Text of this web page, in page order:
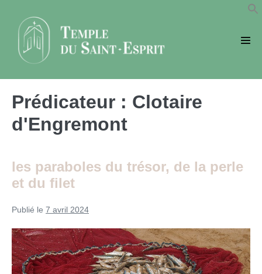
contenu
Prédicateur : Clotaire
d'Engremont
les paraboles du trésor, de la perle
et du filet
Publié le 7 avril 2024
les
paraboles
du